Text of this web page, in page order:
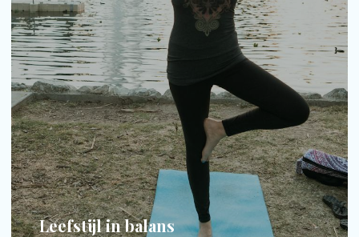
Leefstijl in balans
Leefstijl in balans
Werk, thuis en rust - een ritme dat draagt op lange
termijn.
MEER INFORMATIE